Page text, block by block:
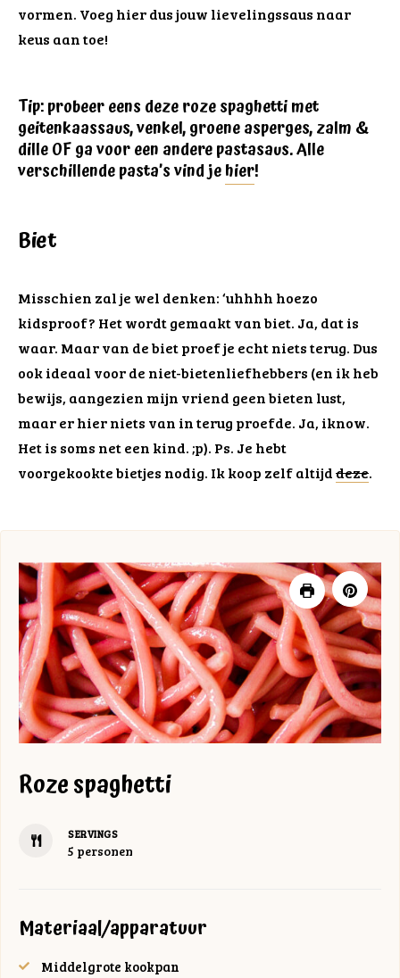
vormen. Voeg hier dus jouw lievelingssaus naar
keus aan toe!
Tip: probeer eens deze roze spaghetti met
geitenkaassaus, venkel, groene asperges, zalm &
dille OF ga voor een andere pastasaus. Alle
verschillende pasta’s vind jehier!
Biet
Misschien zal je wel denken: ‘uhhhh hoezo
kidsproof? Het wordt gemaakt van biet. Ja, dat is
waar. Maar van de biet proef je echt niets terug. Dus
ook ideaal voor de niet-bietenliefhebbers (en ik heb
bewijs, aangezien mijn vriend geen bieten lust,
maar er hier niets van in terug proefde. Ja, iknow.
Het is soms net een kind. ;p). Ps. Je hebt
voorgekookte bietjes nodig. Ik koop zelf altijddeze.
Roze spaghetti
SERVINGS
5 personen
Materiaal/apparatuur
Middelgrote kookpan